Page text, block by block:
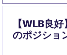
【WLB良
のポジショ